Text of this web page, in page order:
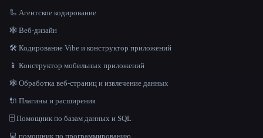
🦾 Агентское кодирование
🕸 Веб-дизайн
🛠️ Кодирование Vibe и конструктор приложений
📱 Конструктор мобильных приложений
🕸️ Обработка веб-страниц и извлечение данных
🔌 Плагины и расширения
🗄️ Помощник по базам данных и SQL
💻 помощник по программированию